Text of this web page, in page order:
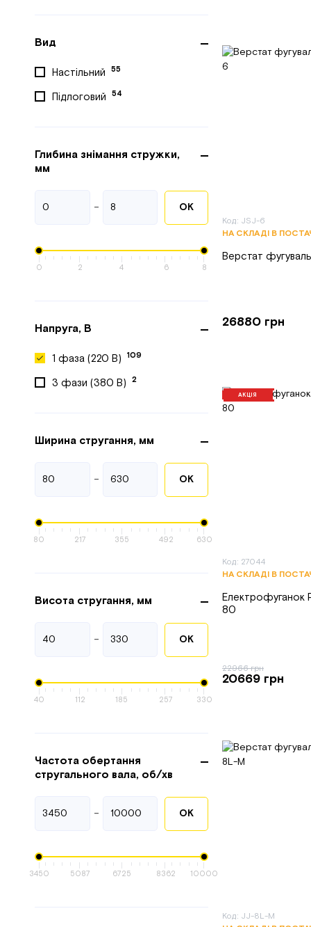
Вид
Настільний 55
Підлоговий 54
Глибина знімання стружки,
мм
- ОК
0 2 4 6 8
Напруга, В
1 фаза (220 В) 109
3 фази (380 В) 2
Ширина стругання, мм
- ОК
80 217 355 492 630
Висота стругання, мм
- ОК
40 112 185 257 330
Частота обертання
стругального вала, об/хв
- ОК
3450 5087 6725 8362 10000
Код: JSJ-6
НА СКЛАДІ В
Верстат
26880 грн
АКЦІЯ
Код: 27044
НА СКЛАДІ В
Електрофуганок
80
22966 грн
20669 грн
Код: JJ-8L-M